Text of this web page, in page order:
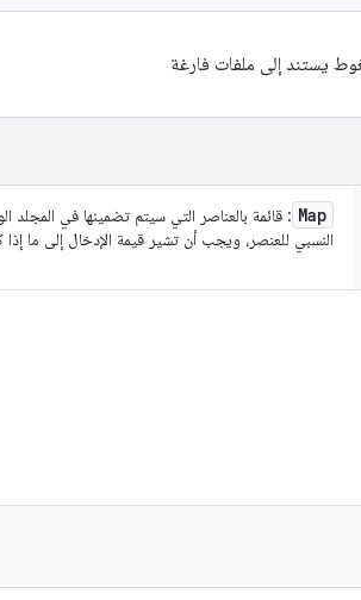
يستند إلى ملفات فارغة
Map : قائمة بالعناصر التي سيتم تضمينها في
النسبي للعنصر، ويجب أن تشير قيمة الإدخال إلى ما